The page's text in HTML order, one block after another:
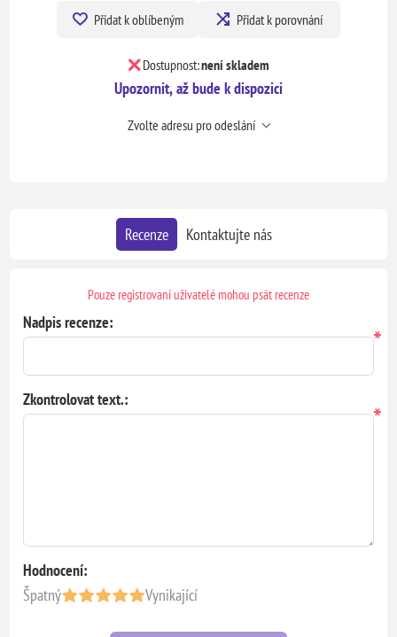
Přidat k oblíbeným Přidat k porovnání
Dostupnost:není skladem
Upozornit, až bude k dispozici
Zvolte adresu pro odeslání
Recenze Kontaktujte nás
Pouze registrovaní uživatelé mohou psát recenze
Nadpis recenze:
*
Zkontrolovat text.:
*
Hodnocení:
Špatný
Vynikající